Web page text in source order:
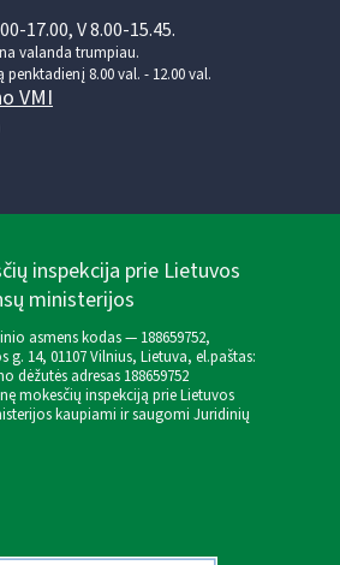
17.00, V 8.00-15.45.
valanda trumpiau.
8.00 val. - 12.00 val.
VMI
inspekcija prie Lietuvos
ministerijos
asmens kodas — 188659752,
g. 14, 01107 Vilnius, Lietuva, el.paštas:
dėžutės adresas 188659752
mokesčių inspekciją prie Lietuvos
kaupiami ir saugomi Juridinių